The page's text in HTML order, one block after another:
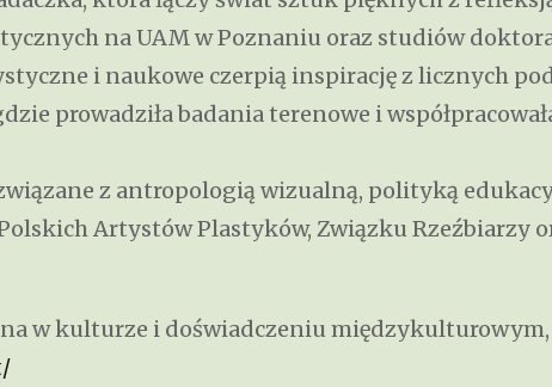
na UAM w Poznaniu oraz studiów
i naukowe czerpią inspirację z licznych
prowadziła badania terenowe i
z antropologią wizualną, polityką
Artystów Plastyków, Związku Rzeźbiarzy
w kulturze i doświadczeniu